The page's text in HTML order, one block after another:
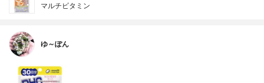
マルチビタミン
ゆ～ぽん